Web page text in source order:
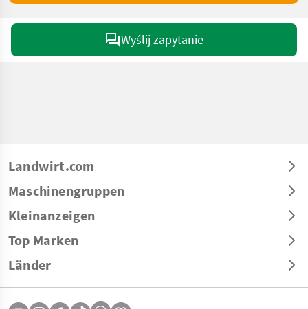
Wyślij zapytanie
Landwirt.com
Maschinengruppen
Kleinanzeigen
Top Marken
Länder